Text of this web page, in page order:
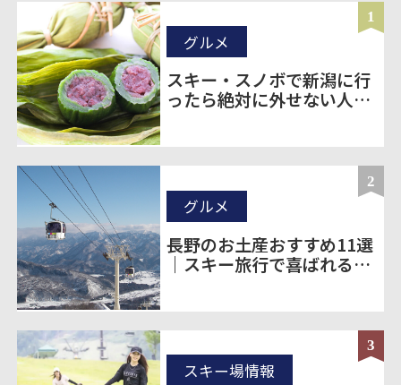
1
スキー・スノボで新潟に行
ったら絶対に外せない人気
グルメ
2
長野のお土産おすすめ11選
｜スキー旅行で喜ばれる定
グルメ
3
スキー場情報